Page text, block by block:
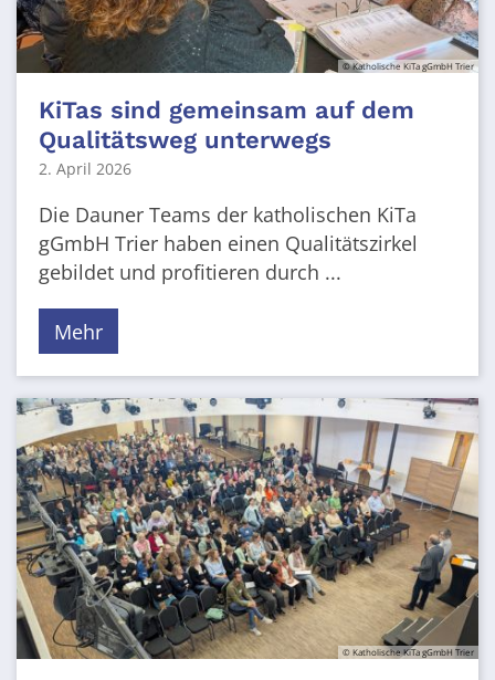
© Katholische KiTa gGmbH Trier
KiTas sind gemeinsam auf dem
Qualitätsweg unterwegs
2. April 2026
Die Dauner Teams der katholischen KiTa
gGmbH Trier haben einen Qualitätszirkel
gebildet und profitieren durch ...
Mehr
© Katholische KiTa gGmbH Trier